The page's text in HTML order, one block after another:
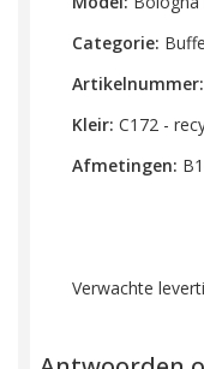
Categorie:
Artikelnummer:
Kleir: C172 -
Afmetingen:
Verwachte